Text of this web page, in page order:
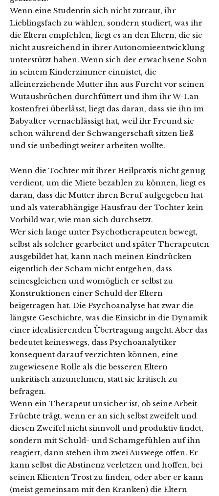
Wenn eine Studentin sich nicht zutraut, ihr
Lieblingsfach zu wählen, sondern studiert, was ihr
die Eltern empfehlen, liegt es an den Eltern, die sie
nicht ausreichend in ihrer Autonomieentwicklung
unterstützt haben. Wenn sich der erwachsene Sohn
in seinem Kinderzimmer einnistet, die
alleinerziehende Mutter ihn aus Furcht vor seinen
Wutausbrüchen durchfüttert und ihm ihr W-Lan
kostenfrei überlässt, liegt das daran, dass sie ihn im
Babyalter vernachlässigt hat, weil ihr Freund sie
schon während der Schwangerschaft sitzen ließ
und sie unbedingt weiter arbeiten wollte.
Wenn die Tochter mit ihrer Heilpraxis nicht genug
verdient, um die Miete bezahlen zu können, liegt es
daran, dass die Mutter ihren Beruf aufgegeben hat
und als vaterabhängige Hausfrau der Tochter kein
Vorbild war, wie man sich durchsetzt.
Wer sich lange unter Psychotherapeuten bewegt,
selbst als solcher gearbeitet und später Therapeuten
ausgebildet hat, kann nach meinen Eindrücken
eigentlich der Scham nicht entgehen, dass
seinesgleichen und womöglich er selbst zu
Konstruktionen einer Schuld der Eltern
beigetragen hat. Die Psychoanalyse hat zwar die
längste Geschichte, was die Einsicht in die Dynamik
einer idealisierenden Übertragung angeht. Aber das
bedeutet keineswegs, dass Psychoanalytiker
konsequent darauf verzichten können, eine
zugewiesene Rolle als die besseren Eltern
unkritisch anzunehmen, statt sie kritisch zu
befragen.
Wenn ein Therapeut unsicher ist, ob seine Arbeit
Früchte trägt, wenn er an sich selbst zweifelt und
diesen Zweifel nicht sinnvoll und produktiv findet,
sondern mit Schuld- und Schamgefühlen auf ihn
reagiert, dann stehen ihm zwei Auswege offen. Er
kann selbst die Abstinenz verletzen und hoffen, bei
seinen Klienten Trost zu finden, oder aber er kann
(meist gemeinsam mit den Kranken) die Eltern